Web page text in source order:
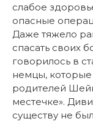
слабое
опасные
Даже тяжело
спасать своих
говорилось в
немцы, которые
родителей
местечке».
существу не